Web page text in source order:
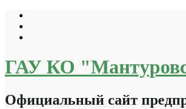
Перейти
содержимому
ГАУ КО
Официальный сайт